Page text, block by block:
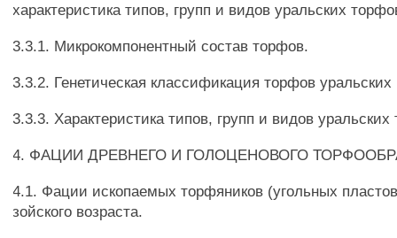
характеристика типов, групп и видов уральских
3.3.1. Микрокомпонентный состав торфов.
3.3.2. Генетическая классификация торфов
3.3.3. Характеристика типов, групп и видов
4. ФАЦИИ ДРЕВНЕГО И ГОЛОЦЕНОВОГО
4.1. Фации ископаемых торфяников (угольных
зойского возраста.